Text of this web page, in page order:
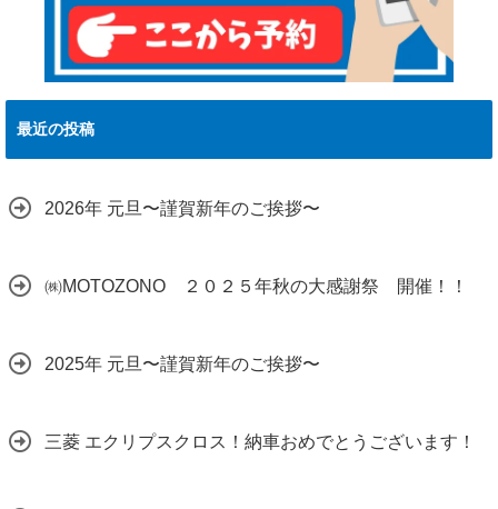
最近の投稿
2026年 元旦〜謹賀新年のご挨拶〜
㈱MOTOZONO ２０２５年秋の大感謝祭 開催！！
2025年 元旦〜謹賀新年のご挨拶〜
三菱 エクリプスクロス！納車おめでとうございます！